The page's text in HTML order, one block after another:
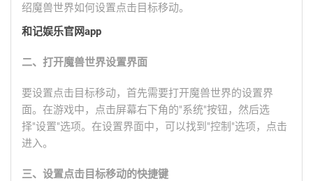
绍魔兽世界如何设置点击目标移动。
和记娱乐官网app
二、打开魔兽世界设置界面
要设置点击目标移动，首先需要打开魔兽世界的设置界
面。在游戏中，点击屏幕右下角的"系统"按钮，然后选
择"设置"选项。在设置界面中，可以找到"控制"选项，点击
进入。
三、设置点击目标移动的快捷键